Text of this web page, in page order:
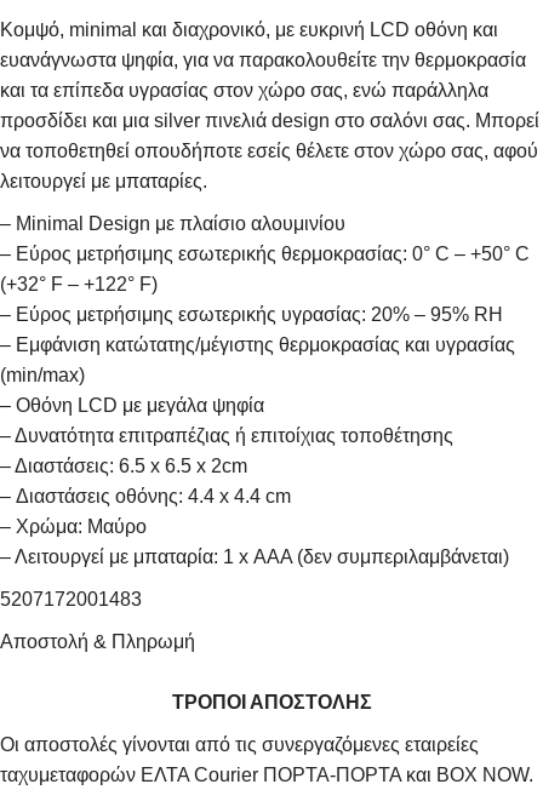
Κομψό, minimal και διαχρονικό, με ευκρινή LCD οθόνη και
ευανάγνωστα ψηφία, για να παρακολουθείτε την θερμοκρασία
και τα επίπεδα υγρασίας στον χώρο σας, ενώ παράλληλα
προσδίδει και μια silver πινελιά design στο σαλόνι σας. Μπορεί
να τοποθετηθεί οπουδήποτε εσείς θέλετε στον χώρο σας, αφού
λειτουργεί με μπαταρίες.
– Minimal Design με πλαίσιο αλουμινίου
– Εύρος μετρήσιμης εσωτερικής θερμοκρασίας: 0° C – +50° C
(+32° F – +122° F)
– Εύρος μετρήσιμης εσωτερικής υγρασίας: 20% – 95% RH
– Εμφάνιση κατώτατης/μέγιστης θερμοκρασίας και υγρασίας
(min/max)
– Οθόνη LCD με μεγάλα ψηφία
– Δυνατότητα επιτραπέζιας ή επιτοίχιας τοποθέτησης
– Διαστάσεις: 6.5 x 6.5 x 2cm
– Διαστάσεις οθόνης: 4.4 x 4.4 cm
– Χρώμα: Μαύρο
– Λειτουργεί με μπαταρία: 1 x ΑΑΑ (δεν συμπεριλαμβάνεται)
5207172001483
Αποστολή & Πληρωμή
ΤΡΟΠΟΙ ΑΠΟΣΤΟΛΗΣ
Οι αποστολές γίνονται από τις συνεργαζόμενες εταιρείες
ταχυμεταφορών ΕΛΤΑ Courier ΠΟΡΤΑ-ΠΟΡΤΑ και BOX NOW.